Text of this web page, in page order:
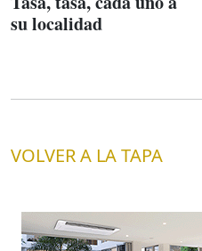
su localidad
VOLVER A LA TAPA